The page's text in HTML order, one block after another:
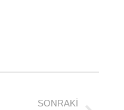
SONRAKI